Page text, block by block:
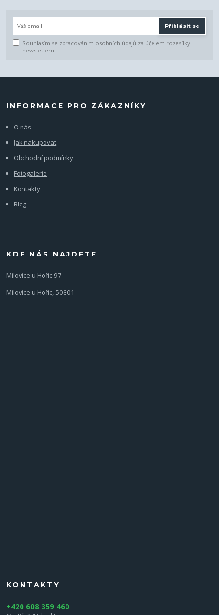
Přihlásit se
Souhlasím se zpracováním osobních údajů za účelem rozesílky
newsletteru.
INFORMACE PRO ZÁKAZNÍKY
O nás
Jak nakupovat
Obchodní podmínky
Fotogalerie
Kontakty
Blog
KDE NÁS NAJDETE
Milovice u Hořic 97
Milovice u Hořic, 50801
KONTAKTY
+420 608 359 460